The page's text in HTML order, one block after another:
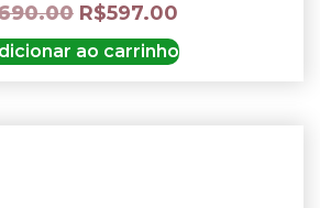
R$597.00
ao carrinho